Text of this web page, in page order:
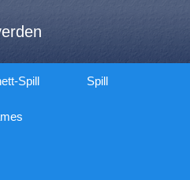
Spill Spill